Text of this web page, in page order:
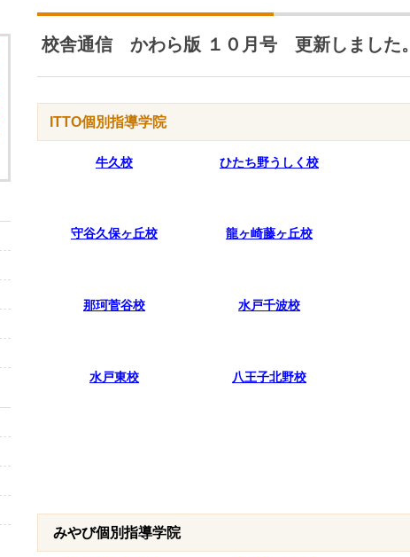
校舎通信 かわら版 １０月号 更新しました。
ITTO個別指導学院
牛久校 ひたち野うしく校
守谷久保ヶ丘校 龍ヶ崎藤ヶ丘校
那珂菅谷校 水戸千波校
水戸東校 八王子北野校
みやび個別指導学院